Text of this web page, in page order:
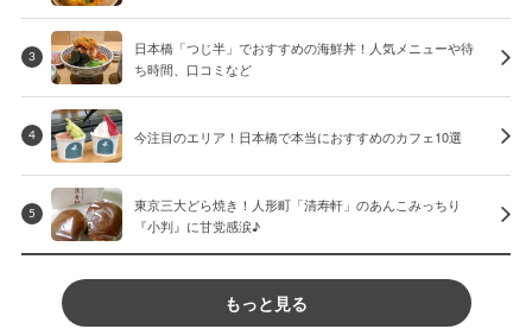
3
日本橋「つじ半」でおすすめの海鮮丼！人気メニューや待
ち時間、口コミなど
4 今注目のエリア！日本橋で本当におすすめのカフェ10選
5
東京三大どら焼き！人形町「清寿軒」のあんこみっちり
『小判』に甘党感涙♪
もっと見る